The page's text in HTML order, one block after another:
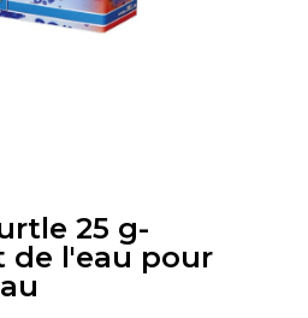
25 g-
de l'eau pour